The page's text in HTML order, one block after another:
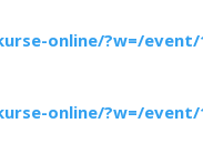
online/?w=/event/
online/?w=/event/